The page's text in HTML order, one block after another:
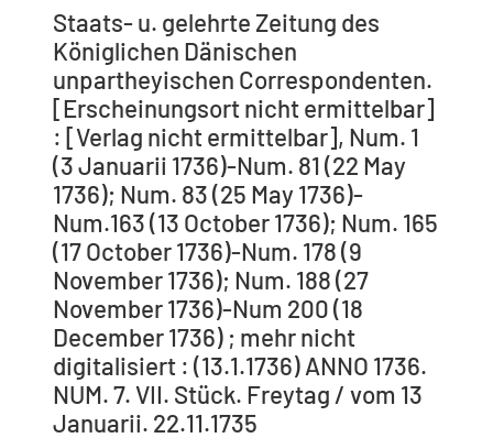
Staats- u. gelehrte Zeitung des
Königlichen Dänischen
unpartheyischen Correspondenten.
[Erscheinungsort nicht ermittelbar]
: [Verlag nicht ermittelbar], Num. 1
(3 Januarii 1736)-Num. 81 (22 May
1736); Num. 83 (25 May 1736)-
Num.163 (13 October 1736); Num. 165
(17 October 1736)-Num. 178 (9
November 1736); Num. 188 (27
November 1736)-Num 200 (18
December 1736) ; mehr nicht
digitalisiert : (13.1.1736) ANNO 1736.
NUM. 7. VII. Stück. Freytag / vom 13
Januarii. 22.11.1735